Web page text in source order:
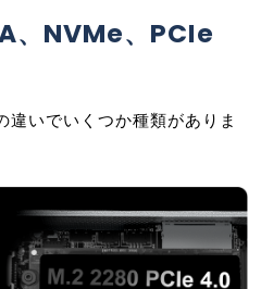
、NVMe、PCIe
違いでいくつか種類がありま